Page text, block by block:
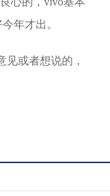
年才出。
见或者想说的，